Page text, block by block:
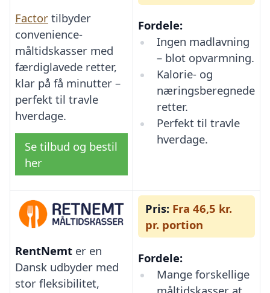
Factor tilbyder
convenience-
måltidskasser med
færdiglavede retter,
klar på få minutter –
perfekt til travle
hverdage.
Se tilbud og bestil
her
Fordele:
Ingen madlavning
– blot opvarmning.
Kalorie- og
næringsberegnede
retter.
Perfekt til travle
hverdage.
RentNemt er en
Dansk udbyder med
stor fleksibilitet,
Pris: Fra 46,5 kr.
pr. portion
Fordele:
Mange forskellige